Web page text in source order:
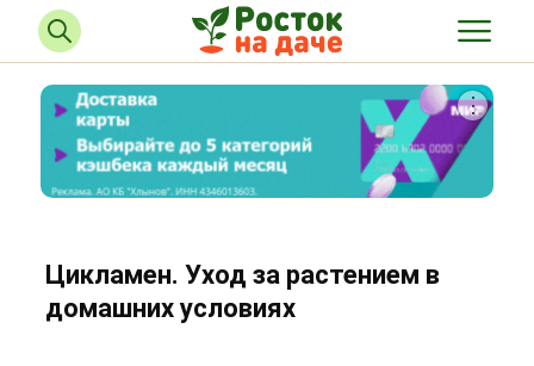
Цикламен. Уход за растением в
домашних условиях